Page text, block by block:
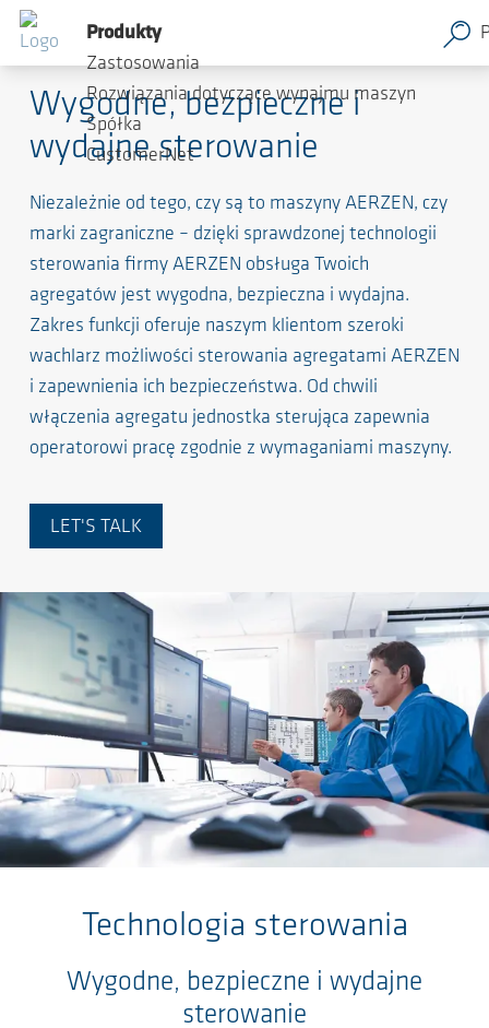
Technologia sterowania
Wygodne, bezpieczne i
wydajne sterowanie
Niezależnie od tego, czy są to maszyny AERZEN, czy
marki zagraniczne – dzięki sprawdzonej technologii
sterowania firmy AERZEN obsługa Twoich
agregatów jest wygodna, bezpieczna i wydajna.
Zakres funkcji oferuje naszym klientom szeroki
wachlarz możliwości sterowania agregatami AERZEN
i zapewnienia ich bezpieczeństwa. Od chwili
włączenia agregatu jednostka sterująca zapewnia
operatorowi pracę zgodnie z wymaganiami maszyny.
LET'S TALK
Produkty
Zastosowania
Rozwiązania dotyczące wynajmu maszyn
Spółka
CustomerNet
Technologia sterowania
Wygodne, bezpieczne i wydajne
sterowanie